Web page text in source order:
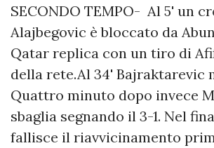
SECONDO TEMPO- Al 5' un
Alajbegovic è bloccato da
Qatar replica con un tiro di
della rete.Al 34' Bajraktarevic
Quattro minuto dopo invece
sbaglia segnando il 3-1. Nel
fallisce il riavvicinamento